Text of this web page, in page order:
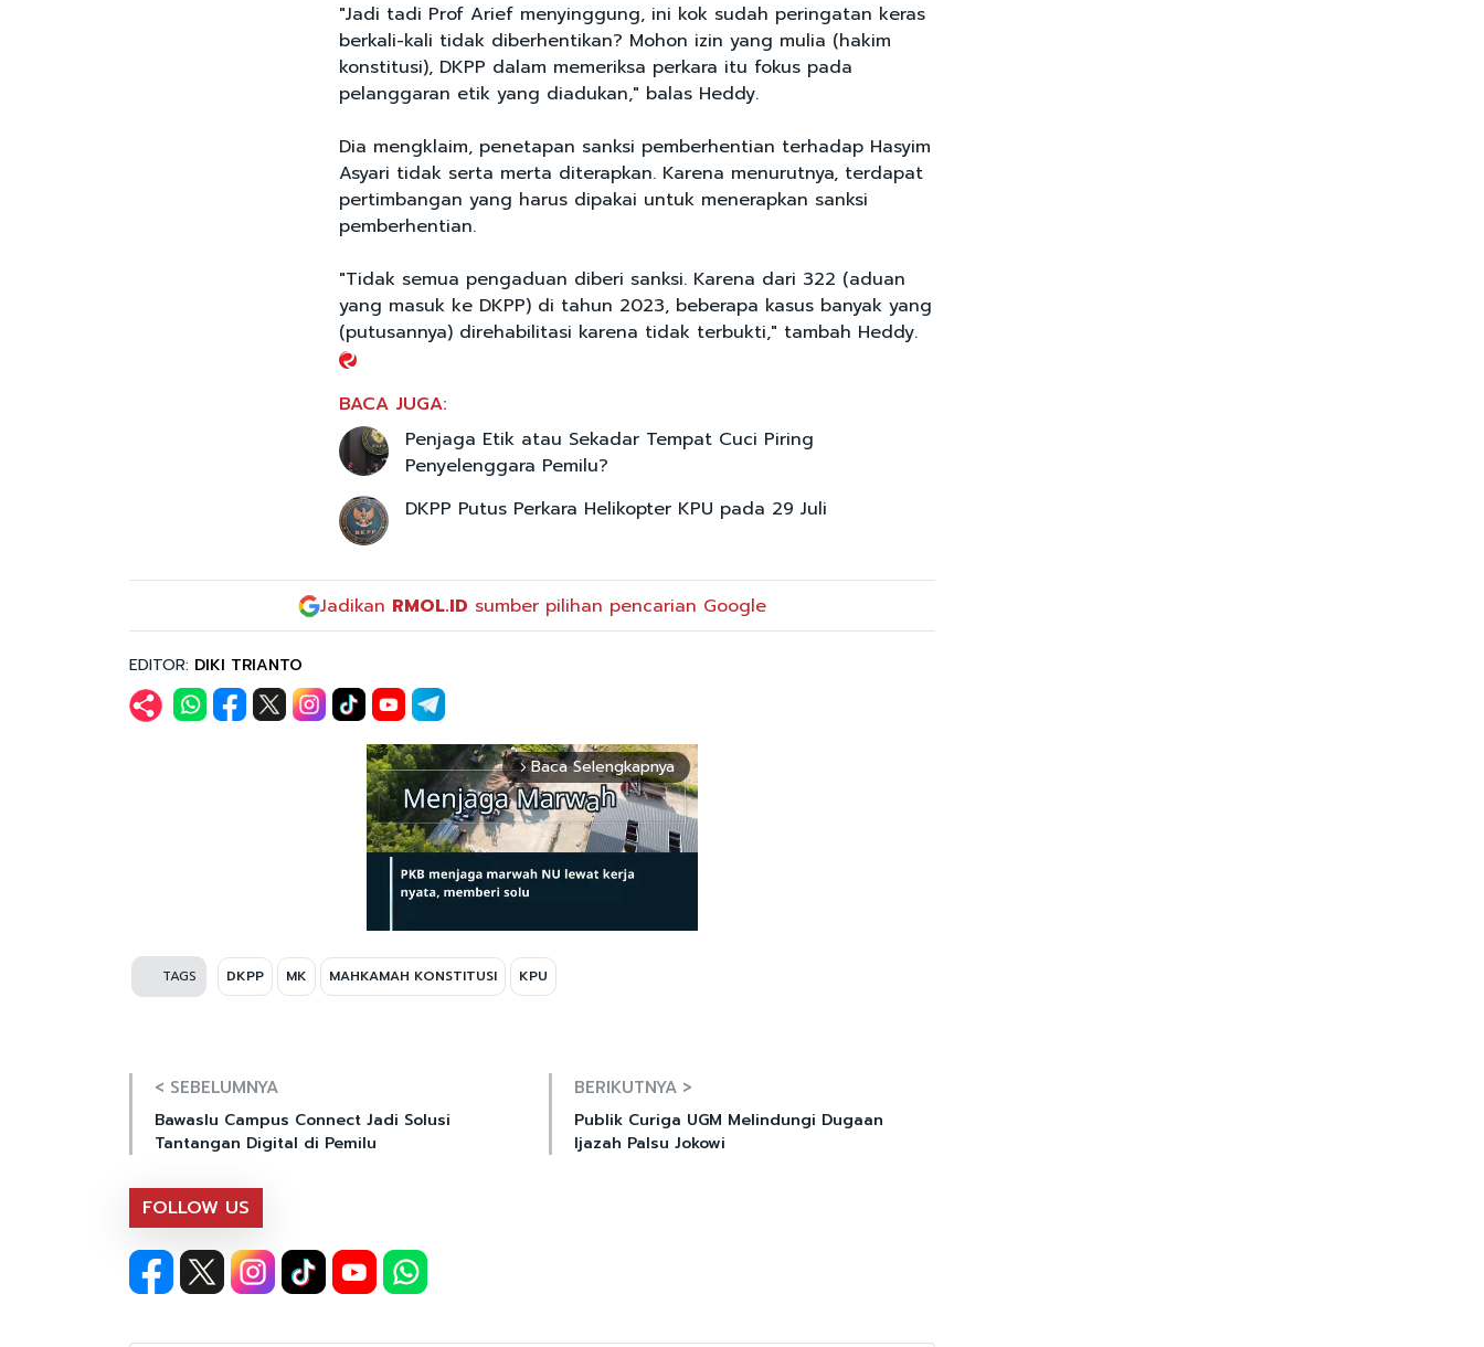
"Jadi tadi Prof Arief menyinggung, ini kok sudah peringatan keras
berkali-kali tidak diberhentikan? Mohon izin yang mulia (hakim
konstitusi), DKPP dalam memeriksa perkara itu fokus pada
pelanggaran etik yang diadukan," balas Heddy.
Dia mengklaim, penetapan sanksi pemberhentian terhadap Hasyim
Asyari tidak serta merta diterapkan. Karena menurutnya, terdapat
pertimbangan yang harus dipakai untuk menerapkan sanksi
pemberhentian.
"Tidak semua pengaduan diberi sanksi. Karena dari 322 (aduan
yang masuk ke DKPP) di tahun 2023, beberapa kasus banyak yang
(putusannya) direhabilitasi karena tidak terbukti," tambah Heddy.
BACA JUGA:
Penjaga Etik atau Sekadar Tempat Cuci Piring
Penyelenggara Pemilu?
DKPP Putus Perkara Helikopter KPU pada 29 Juli
Jadikan RMOL.ID sumber pilihan pencarian Google
EDITOR: DIKI TRIANTO
arrow_forward_ios Baca Selengkapnya
TAGS DKPP MK MAHKAMAH KONSTITUSI KPU
< SEBELUMNYA
Bawaslu Campus Connect Jadi Solusi
Tantangan Digital di Pemilu
BERIKUTNYA >
Publik Curiga UGM Melindungi Dugaan
Ijazah Palsu Jokowi
FOLLOW US